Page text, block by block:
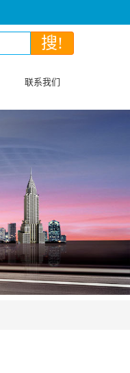
搜!
联系我们